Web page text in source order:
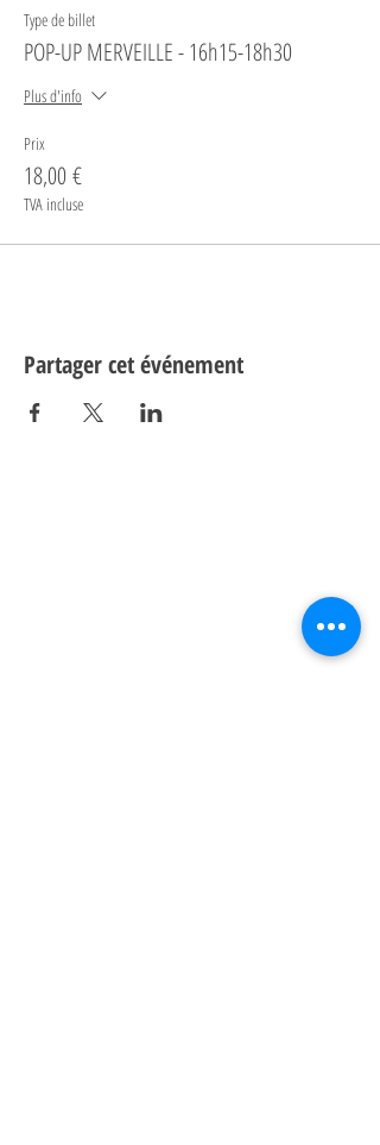
Type de billet
POP-UP MERVEILLE - 16h15-18h30
Plus d'info
Prix
18,00 €
TVA incluse
Partager cet événement